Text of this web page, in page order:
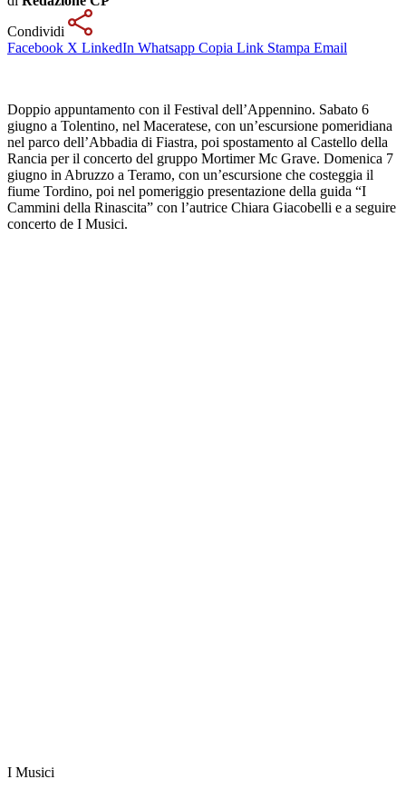
Condividi
Facebook X LinkedIn Whatsapp Copia Link Stampa Email
Doppio appuntamento con il Festival dell’Appennino. Sabato 6
giugno a Tolentino, nel Maceratese, con un’escursione pomeridiana
nel parco dell’Abbadia di Fiastra, poi spostamento al Castello della
Rancia per il concerto del gruppo Mortimer Mc Grave. Domenica 7
giugno in Abruzzo a Teramo, con un’escursione che costeggia il
fiume Tordino, poi nel pomeriggio presentazione della guida “I
Cammini della Rinascita” con l’autrice Chiara Giacobelli e a seguire
concerto de I Musici.
I Musici